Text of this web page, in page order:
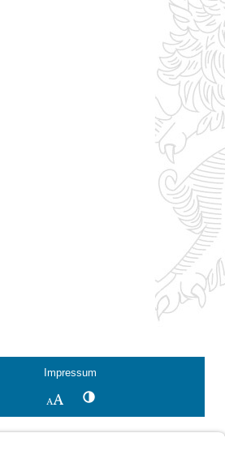
Impressum
SchriftgrößeKontrastwechsel